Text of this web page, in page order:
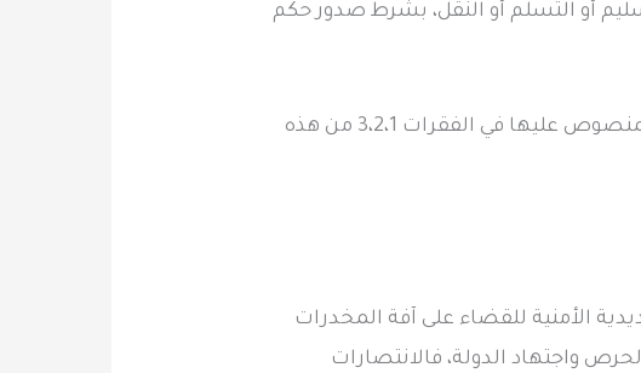
أو التسلم أو النقل، بشرط صدور حكم
6 – الترويج للمرة الأولى، على أن يكون قد سبق أن حكم بإدانته بارتكاب أحد الأفعال المنصوص عليها في الفقرات 3،2،1 من هذه
الأمنية للقضاء على آفة المخدرات
واجتهاد الدولة، فالانتصارات